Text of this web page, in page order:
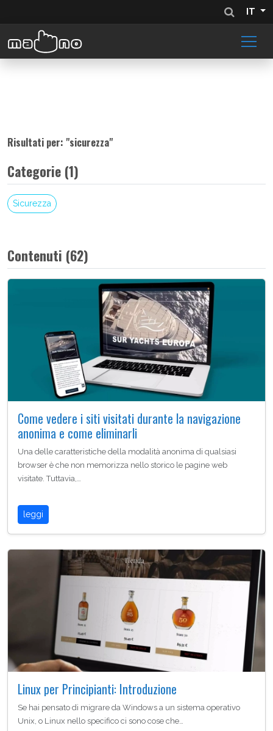
IT
Risultati per: "sicurezza"
Categorie (1)
Sicurezza
Contenuti (62)
Come vedere i siti visitati durante la navigazione
anonima e come eliminarli
Una delle caratteristiche della modalità anonima di qualsiasi
browser è che non memorizza nello storico le pagine web
visitate. Tuttavia,…
leggi
Linux per Principianti: Introduzione
Se hai pensato di migrare da Windows a un sistema operativo
Unix, o Linux nello specifico ci sono cose che…